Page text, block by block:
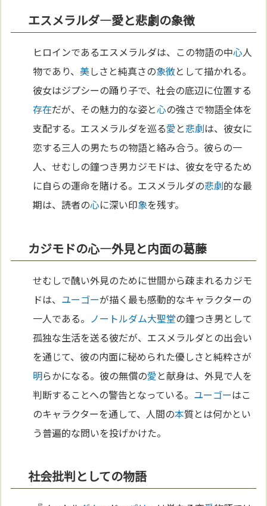
エスメラルダ—愛と悲劇の象徴
ヒロインであるエスメラルダは、この物語の中心人
物であり、美しさと純真さの象徴として描かれる。
彼女はジプシーの踊り子で、社会の底辺に位置する
存在だが、その魅力的な姿と心の強さで物語全体を
支配する。エスメラルダを巡る愛と悲劇は、彼女に
恋する三人の男たちの物語と絡み合う。彼らの一
人、せむしの鐘つき男カジモドは、彼女を守るため
に自らの運命を賭ける。エスメラルダの悲劇的な最
期は、読者の心に深い印象を残す。
カジモドの心—外見と内面の葛藤
せむしで醜い外見のために世間から疎まれるカジモ
ドは、 ユーゴーが描く最も感動的なキャラクターの
一人である。 ノートルダム大聖堂の鐘つき男として
孤独な生活を送る彼だが、エスメラルダとの出会い
を通じて、彼の内面に秘められた優しさと純粋さが
明らかになる。彼の無償の愛と献身は、外見で人を
判断することへの警告となっている。 ユーゴーはこ
のキャラクターを通して、人間の本質とは何かとい
う普遍的な問いを投げかけた。
社会批判としての物語